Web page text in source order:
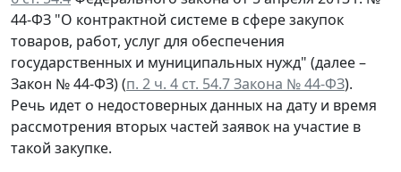
44-ФЗ "О контрактной системе в сфере закупок
товаров, работ, услуг для обеспечения
государственных и муниципальных нужд" (далее –
Закон № 44-ФЗ) (п. 2 ч. 4 ст. 54.7 Закона № 44-ФЗ).
Речь идет о недостоверных данных на дату и время
рассмотрения вторых частей заявок на участие в
такой закупке.